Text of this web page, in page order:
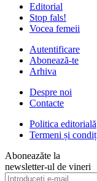
Editorial
Stop fals!
Vocea femeii
Autentificare
Abonează-te
Arhiva
Despre noi
Contacte
Politica editorială
Termeni și
Aboneazăte la
newsletter-ul de vineri